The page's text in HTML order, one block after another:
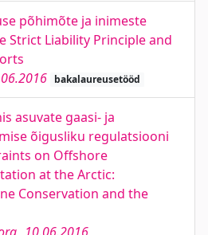
põhimõte ja inimeste
Strict Liability Principle and
bakalaureusetööd
asuvate gaasi- ja
õigusliku regulatsiooni
on Offshore
at the Arctic:
Conservation and the